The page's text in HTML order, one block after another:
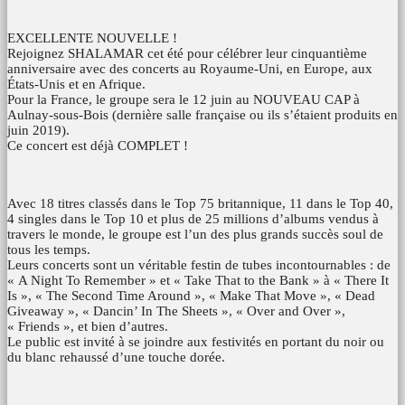
EXCELLENTE NOUVELLE !
Rejoignez SHALAMAR cet été pour célébrer leur cinquantième
anniversaire avec des concerts au Royaume-Uni, en Europe, aux
États-Unis et en Afrique.
Pour la France, le groupe sera le 12 juin au NOUVEAU CAP à
Aulnay-sous-Bois (dernière salle française ou ils s’étaient produits en
juin 2019).
Ce concert est déjà COMPLET !
Avec 18 titres classés dans le Top 75 britannique, 11 dans le Top 40,
4 singles dans le Top 10 et plus de 25 millions d’albums vendus à
travers le monde, le groupe est l’un des plus grands succès soul de
tous les temps.
Leurs concerts sont un véritable festin de tubes incontournables : de
« A Night To Remember » et « Take That to the Bank » à « There It
Is », « The Second Time Around », « Make That Move », « Dead
Giveaway », « Dancin’ In The Sheets », « Over and Over »,
« Friends », et bien d’autres.
Le public est invité à se joindre aux festivités en portant du noir ou
du blanc rehaussé d’une touche dorée.